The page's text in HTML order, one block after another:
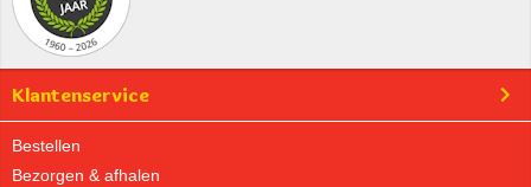
Klantenservice
Bestellen
Bezorgen & afhalen